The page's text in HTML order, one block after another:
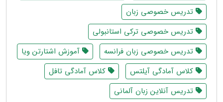
تدریس خصوصی زبان
تدریس خصوصی ترکی استانبولی
تدریس خصوصی زبان فرانسه
آموزش اشتارتن ویا
کلاس آمادگی آیلتس
کلاس آمادگی تافل
تدریس آنلاین زبان آلمانی